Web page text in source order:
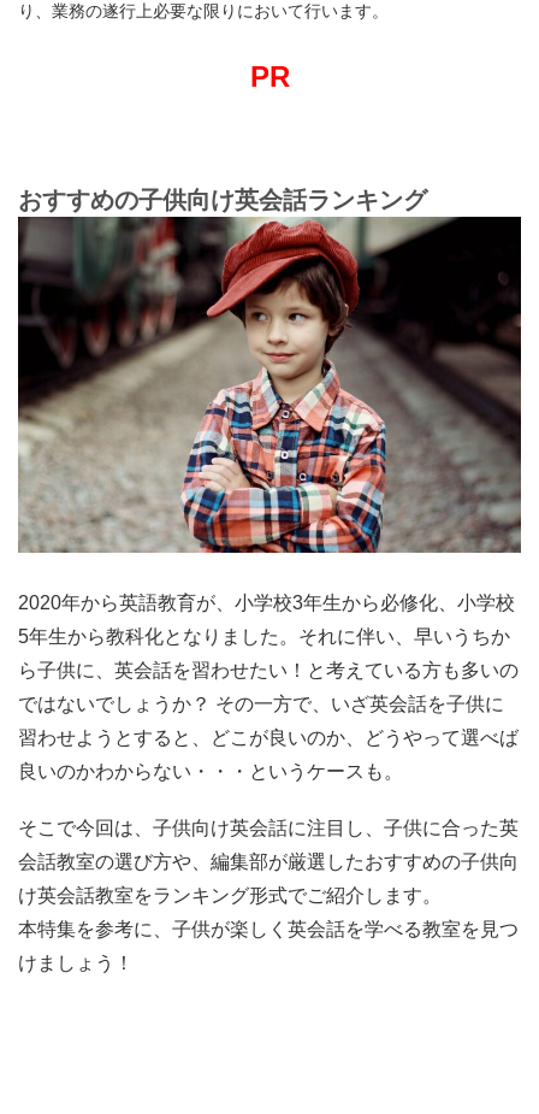
り、業務の遂行上必要な限りにおいて行います。
PR
おすすめの子供向け英会話ランキング
2020年から英語教育が、小学校3年生から必修化、小学校
5年生から教科化となりました。それに伴い、早いうちか
ら子供に、英会話を習わせたい！と考えている方も多いの
ではないでしょうか？ その一方で、いざ英会話を子供に
習わせようとすると、どこが良いのか、どうやって選べば
良いのかわからない・・・というケースも。
そこで今回は、子供向け英会話に注目し、子供に合った英
会話教室の選び方や、編集部が厳選したおすすめの子供向
け英会話教室をランキング形式でご紹介します。
本特集を参考に、子供が楽しく英会話を学べる教室を見つ
けましょう！